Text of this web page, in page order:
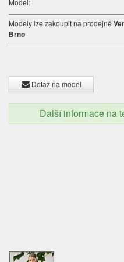
Model:
Modely lze zakoupit na prodejně
Brno
Dotaz na model
Další informace na